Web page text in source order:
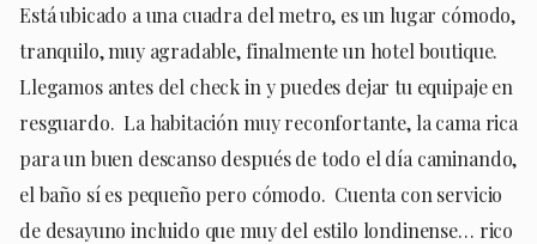
Está ubicado a una cuadra del metro, es un lugar cómodo,
tranquilo, muy agradable, finalmente un hotel boutique.
Llegamos antes del check in y puedes dejar tu equipaje en
resguardo. La habitación muy reconfortante, la cama rica
para un buen descanso después de todo el día caminando,
el baño sí es pequeño pero cómodo. Cuenta con servicio
de desayuno incluido que muy del estilo londinense… rico